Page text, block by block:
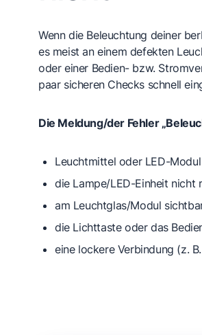
Wenn die Beleuchtung deiner
es meist an einem defekten
oder einer Bedien- bzw.
paar sicheren Checks schnell
Die Meldung/der Fehler
Leuchtmittel oder LED-Modul
die Lampe/LED-Einheit nicht
am Leuchtglas/Modul
die Lichttasteoder das
eine lockere Verbindung (z.